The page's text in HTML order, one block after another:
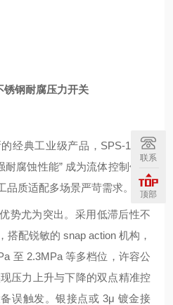
锈钢耐腐压力开关
经典工业级产品，SPS-18 压
腐蚀性能” 成为流体控制领域
质适配多场景严苛需求。
势尤为突出。采用低滞后性不
配锐敏的 snap action 机构，
至 2.3MPa 等多档位，许容公
压力上升与下降的双点精准控
误触发。银接点或 3μ 镀金接
联系
顶部